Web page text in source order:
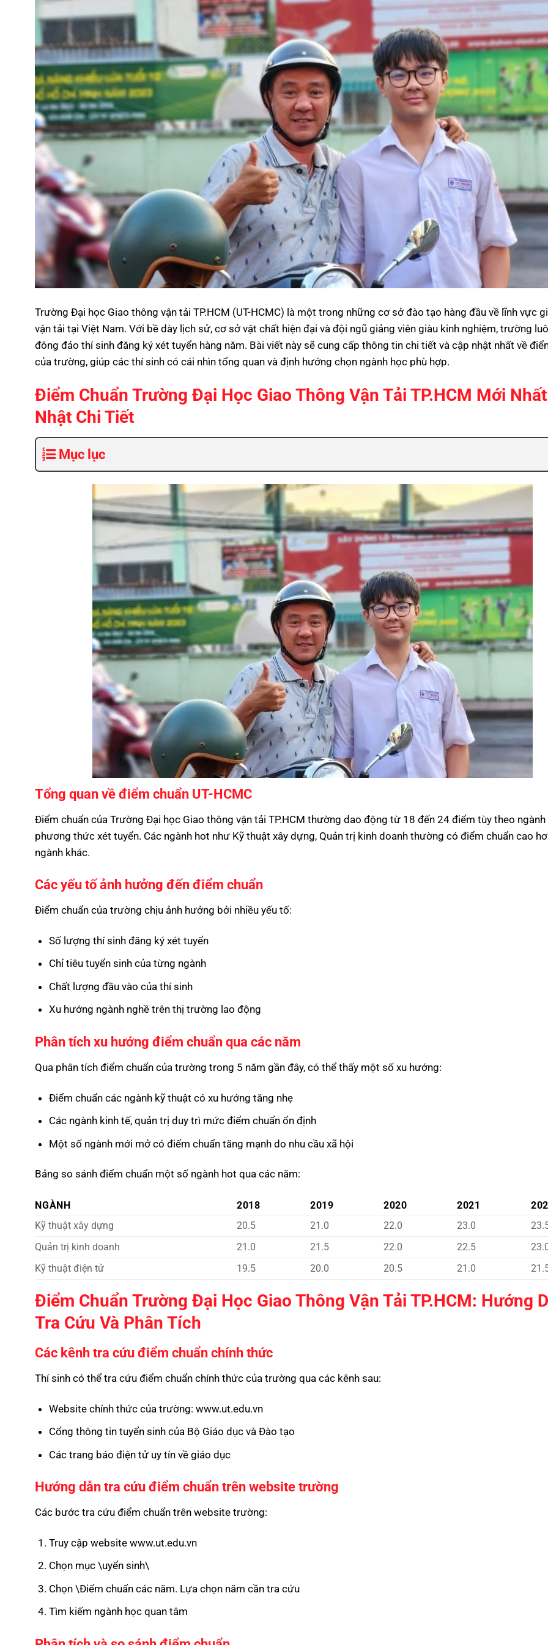
Trường Đại học Giao thông vận tải TP.HCM (UT-HCMC) là một trong những cơ sở đào tạo hàng đầu về lĩnh vực
vận tải tại Việt Nam. Với bề dày lịch sử, cơ sở vật chất hiện đại và đội ngũ giảng viên giàu kinh nghiệm, trường
đông đảo thí sinh đăng ký xét tuyển hàng năm. Bài viết này sẽ cung cấp thông tin chi tiết và cập nhật nhất về
của trường, giúp các thí sinh có cái nhìn tổng quan và định hướng chọn ngành học phù hợp.
Điểm Chuẩn Trường Đại Học Giao Thông Vận Tải TP.HCM Mới
Nhật Chi Tiết
Mục lục
Tổng quan về điểm chuẩn UT-HCMC
Điểm chuẩn của Trường Đại học Giao thông vận tải TP.HCM thường dao động từ 18 đến 24 điểm tùy theo ngành
phương thức xét tuyển. Các ngành hot như Kỹ thuật xây dựng, Quản trị kinh doanh thường có điểm chuẩn cao
ngành khác.
Các yếu tố ảnh hưởng đến điểm chuẩn
Điểm chuẩn của trường chịu ảnh hưởng bởi nhiều yếu tố:
Số lượng thí sinh đăng ký xét tuyển
Chỉ tiêu tuyển sinh của từng ngành
Chất lượng đầu vào của thí sinh
Xu hướng ngành nghề trên thị trường lao động
Phân tích xu hướng điểm chuẩn qua các năm
Qua phân tích điểm chuẩn của trường trong 5 năm gần đây, có thể thấy một số xu hướng:
Điểm chuẩn các ngành kỹ thuật có xu hướng tăng nhẹ
Các ngành kinh tế, quản trị duy trì mức điểm chuẩn ổn định
Một số ngành mới mở có điểm chuẩn tăng mạnh do nhu cầu xã hội
Bảng so sánh điểm chuẩn một số ngành hot qua các năm:
NGÀNH 2018 2019 2020 2021
Kỹ thuật xây dựng
20.5 21.0 22.0 23.0
Quản trị kinh doanh
21.0 21.5 22.0 22.5
Kỹ thuật điện tử
19.5 20.0 20.5 21.0
Điểm Chuẩn Trường Đại Học Giao Thông Vận Tải TP.HCM: Hướng
Tra Cứu Và Phân Tích
Các kênh tra cứu điểm chuẩn chính thức
Thí sinh có thể tra cứu điểm chuẩn chính thức của trường qua các kênh sau:
Website chính thức của trường: www.ut.edu.vn
Cổng thông tin tuyển sinh của Bộ Giáo dục và Đào tạo
Các trang báo điện tử uy tín về giáo dục
Hướng dẫn tra cứu điểm chuẩn trên website trường
Các bước tra cứu điểm chuẩn trên website trường:
Truy cập website www.ut.edu.vn
Chọn mục \uyển sinh\
Chọn \Điểm chuẩn các năm. Lựa chọn năm cần tra cứu
Tìm kiếm ngành học quan tâm